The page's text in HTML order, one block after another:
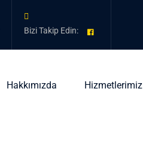
Bizi Takip Edin:
Hakkımızda Hizmetlerimiz